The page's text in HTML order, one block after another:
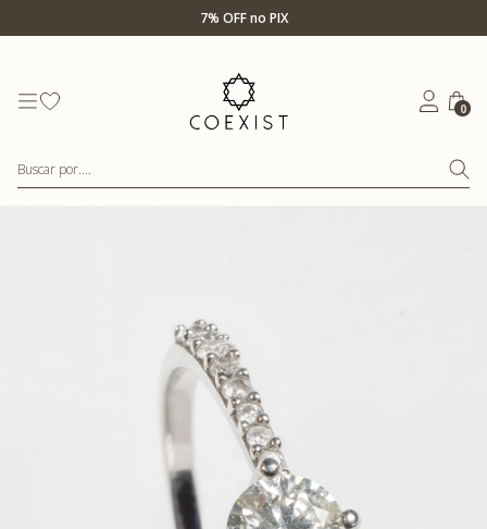
7% OFF no PIX
Ir para Home Prata
0
Buscar por....